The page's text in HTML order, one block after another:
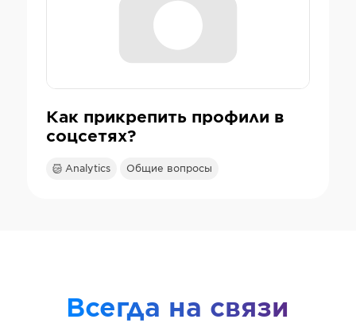
Как прикрепить профили в
соцсетях?
Analytics Общие вопросы
Всегда на связи